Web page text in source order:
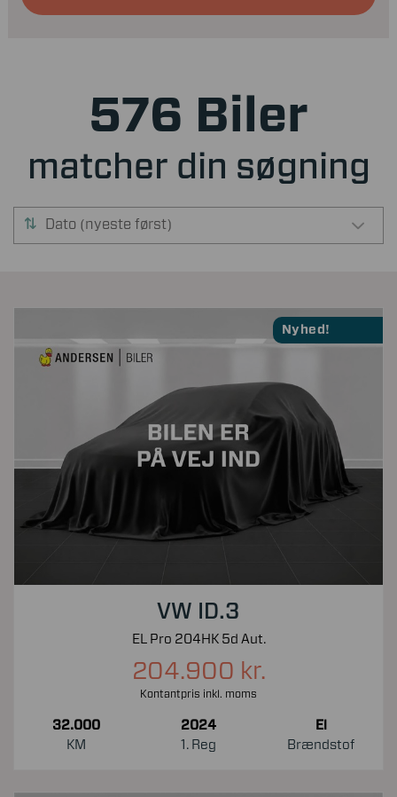
576 Biler
matcher din søgning
Dato (nyeste først)
Nyhed!
VW ID.3
EL Pro 204HK 5d Aut.
204.900 kr.
Kontantpris inkl. moms
32.000
KM
2024
1. Reg
El
Brændstof